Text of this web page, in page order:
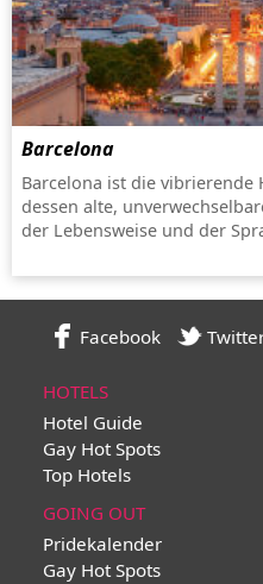
Barcelona
Barcelona ist die vibrierende
dessen alte,
der Lebensweise und der
Facebook
HOTELS
Hotel Guide
Gay Hot Spots
Top Hotels
GOING OUT
Pridekalender
Gay Hot Spots